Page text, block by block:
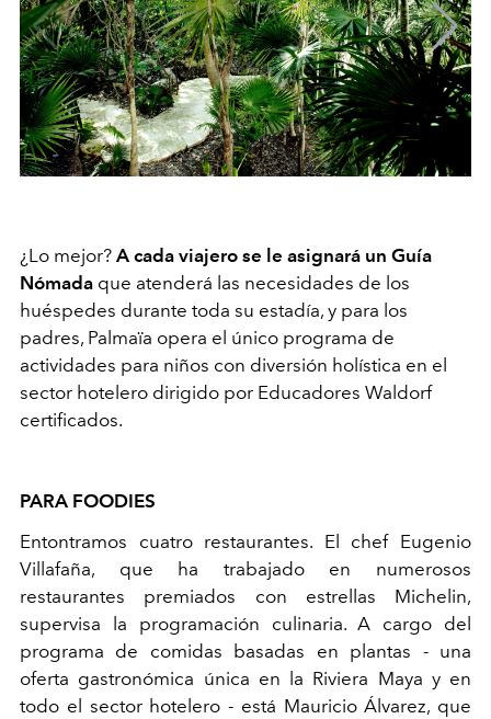
¿Lo mejor? A cada viajero se le asignará un Guía
Nómada que atenderá las necesidades de los
huéspedes durante toda su estadía, y para los
padres, Palmaïa opera el único programa de
actividades para niños con diversión holística en el
sector hotelero dirigido por Educadores Waldorf
certificados.
PARA FOODIES
Entontramos cuatro restaurantes. El chef Eugenio
Villafaña, que ha trabajado en numerosos
restaurantes premiados con estrellas Michelin,
supervisa la programación culinaria. A cargo del
programa de comidas basadas en plantas - una
oferta gastronómica única en la Riviera Maya y en
todo el sector hotelero - está Mauricio Álvarez, que